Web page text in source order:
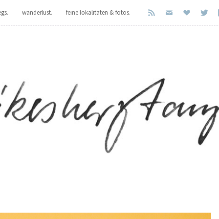
wanderlust. feine lokalitäten & fotos.
Dienste. Mit der Nutzung unserer Dienste erklären Sie sich damit einverstanden,